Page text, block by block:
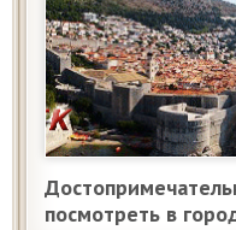
посмотреть в